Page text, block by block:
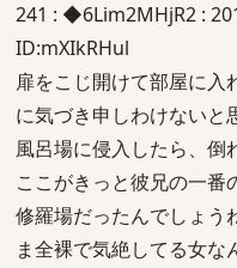
241 : ◆6Lim2MHjR2 :
ID:mXIkRHul
扉をこじ開けて部屋に入
に気づき申しわけないと
風呂場に侵入したら、倒
ここがきっと彼兄の一番
修羅場だったんでしょう
ま全裸で気絶してる女な